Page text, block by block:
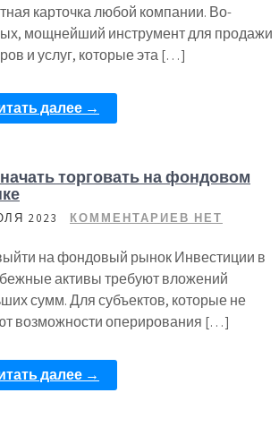
карточка любой компании. Во-
мощнейший инструмент для продажи
и услуг, которые эта […]
далее →
торговать на фондовом
2023 КОММЕНТАРИЕВ НЕТ
на фондовый рынок Инвестиции в
активы требуют вложений
сумм. Для субъектов, которые не
возможности оперирования […]
далее →